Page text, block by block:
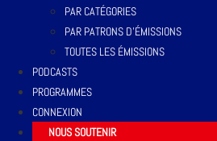
PAR CATÉGORIES
PAR PATRONS D’ÉMISSIONS
TOUTES LES ÉMISSIONS
PODCASTS
PROGRAMMES
CONNEXION
NOUS SOUTENIR